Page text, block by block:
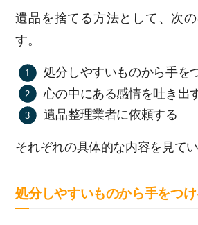
遺品を捨てる方法として、次
す。
処分しやすいものから手を
心の中にある感情を吐き出
遺品整理業者に依頼する
それぞれの具体的な内容を見てい
処分しやすいものから手をつ